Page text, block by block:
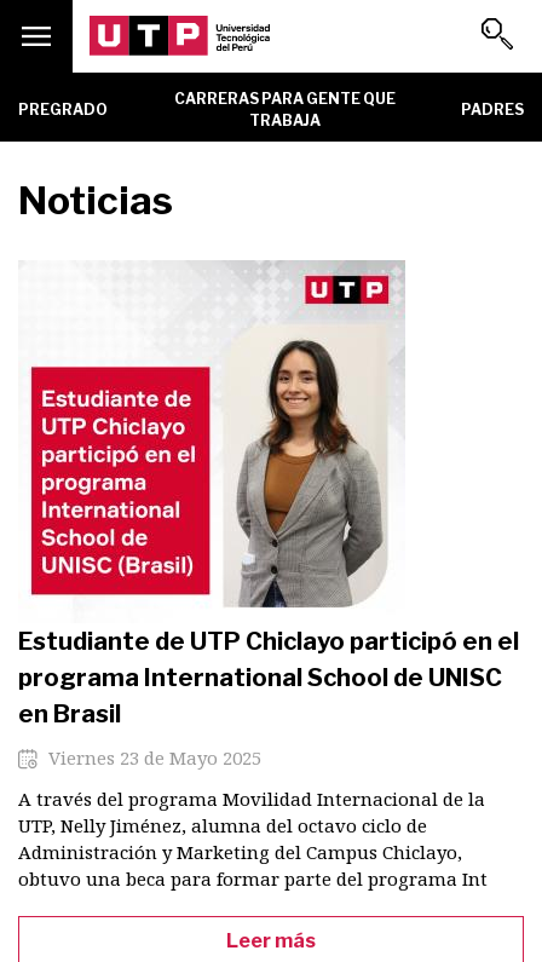
Menu
Unidad
PREGRADO
CARRERAS PARA GENTE QUE
TRABAJA
PADRES
Noticias
Estudiante de UTP Chiclayo participó en el
programa International School de UNISC
en Brasil
Viernes 23 de Mayo 2025
A través del programa Movilidad Internacional de la
UTP, Nelly Jiménez, alumna del octavo ciclo de
Administración y Marketing del Campus Chiclayo,
obtuvo una beca para formar parte del programa Int
Leer más